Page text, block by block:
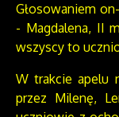
Głosowaniem
- Magdalena, II
wszyscy to
W trakcie apelu
przez Milenę,